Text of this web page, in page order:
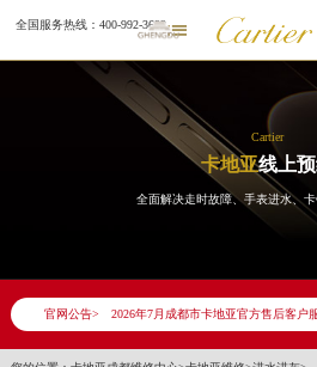
全国服务热线：400-992-3692
Cartier
卡地亚线上
全面解决走时故障、手表进水、卡
官网公告>
2026年7月成都市卡地亚官方售后客户
2026年7月卡地亚售后服务中心最新网